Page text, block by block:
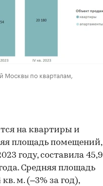
по кварталам,
на квартиры и
площадь помещений,
году, составила 45,9
Средняя площадь
м. (–3% за год),